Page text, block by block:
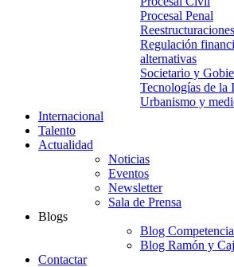
Procesal Penal
Regulación
alternativas
Societario y
Tecnologías de la
Urbanismo y
Internacional
Talento
Actualidad
Noticias
Eventos
Newsletter
Sala de Prensa
Blogs
Blog
Blog Ramón y
Contactar